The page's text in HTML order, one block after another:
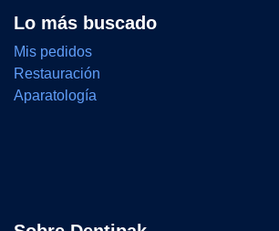
Lo más buscado
Mis pedidos
Restauración
Aparatología